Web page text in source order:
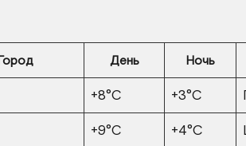
День Ночь
+8°C +3°C
+9°C +4°C